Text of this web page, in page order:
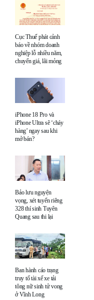
Cục Thuế phát cảnh
báo về nhóm doanh
nghiệp lỗ nhiều năm,
chuyển giá, lãi mỏng
iPhone 18 Pro và
iPhone Ultra sẽ ‘cháy
hàng’ ngay sau khi
mở bán?
Bảo lưu nguyện
vọng, xét tuyển riêng
328 thí sinh Tuyên
Quang sau thi lại
Ban hành cáo trạng
truy tố tài xế xe tải
tông nữ sinh tử vong
ở Vĩnh Long